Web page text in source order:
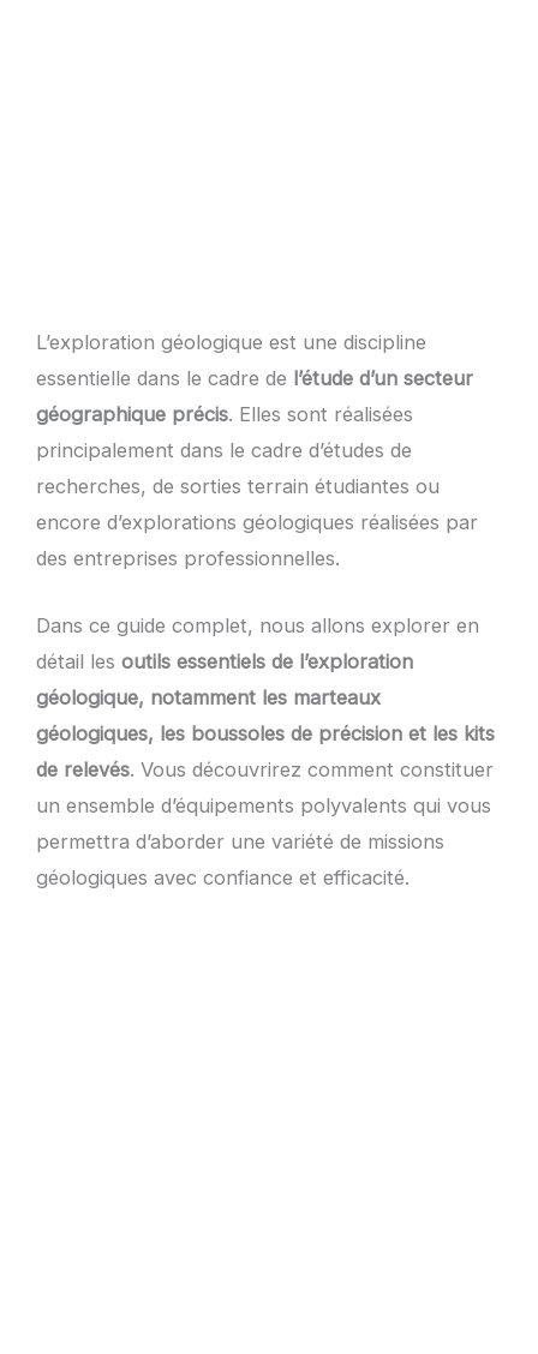
L’exploration géologique est une discipline
essentielle dans le cadre de l’étude d’un secteur
géographique précis. Elles sont réalisées
principalement dans le cadre d’études de
recherches, de sorties terrain étudiantes ou
encore d’explorations géologiques réalisées par
des entreprises professionnelles.
Dans ce guide complet, nous allons explorer en
détail les outils essentiels de l’exploration
géologique, notamment les marteaux
géologiques, les boussoles de précision et les kits
de relevés. Vous découvrirez comment constituer
un ensemble d’équipements polyvalents qui vous
permettra d’aborder une variété de missions
géologiques avec confiance et efficacité.